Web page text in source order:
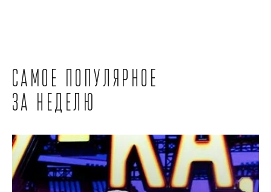
Самое популярное
за неделю